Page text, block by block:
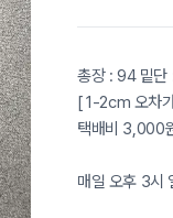
총장 : 94 밑단
[ 1-2cm 오차
택배비 3,000
매일 오후 3시